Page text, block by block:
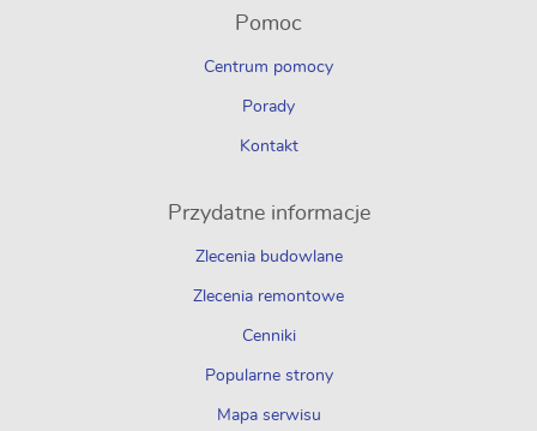
Pomoc
Centrum pomocy
Porady
Kontakt
Przydatne informacje
Zlecenia budowlane
Zlecenia remontowe
Cenniki
Popularne strony
Mapa serwisu